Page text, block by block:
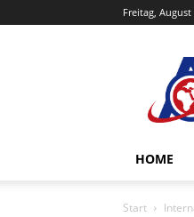
Freitag, August
HOME
Start